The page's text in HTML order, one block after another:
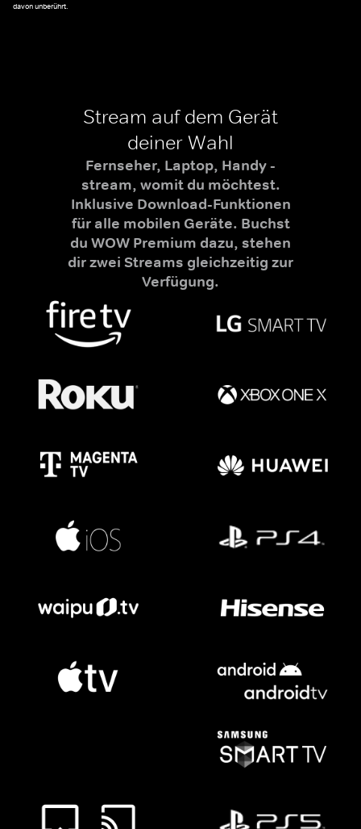
davon unberührt.
Stream auf dem Gerät
deiner Wahl
Fernseher, Laptop, Handy -
stream, womit du möchtest.
Inklusive Download-Funktionen
für alle mobilen Geräte. Buchst
du WOW Premium dazu, stehen
dir zwei Streams gleichzeitig zur
Verfügung.